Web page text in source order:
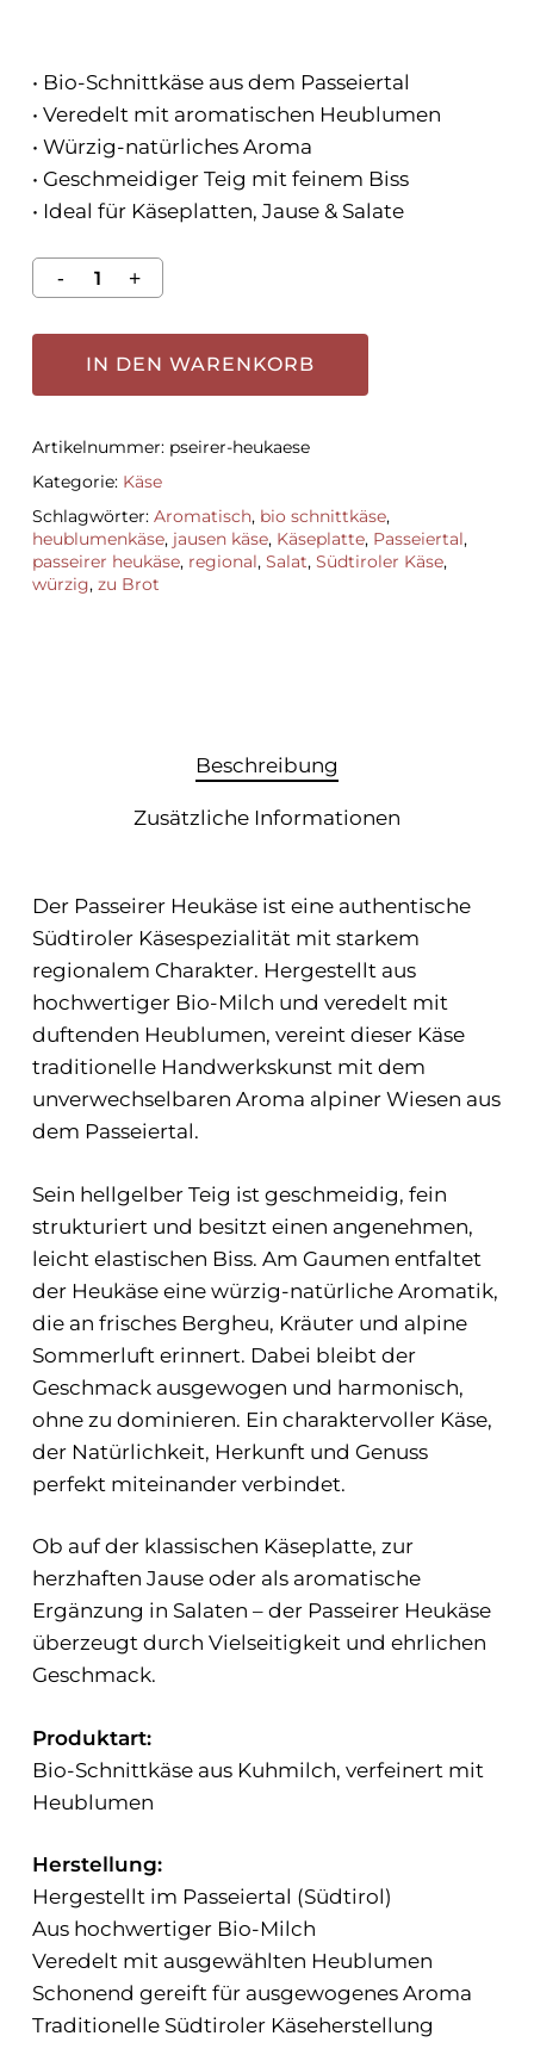
• Bio-Schnittkäse aus dem Passeiertal
• Veredelt mit aromatischen Heublumen
• Würzig-natürliches Aroma
• Geschmeidiger Teig mit feinem Biss
• Ideal für Käseplatten, Jause & Salate
IN DEN WARENKORB
Artikelnummer: pseirer-heukaese
Kategorie: Käse
Schlagwörter: Aromatisch, bio schnittkäse,
heublumenkäse, jausen käse, Käseplatte, Passeiertal,
passeirer heukäse, regional, Salat, Südtiroler Käse,
würzig, zu Brot
Beschreibung
Zusätzliche Informationen
Der Passeirer Heukäse ist eine authentische
Südtiroler Käsespezialität mit starkem
regionalem Charakter. Hergestellt aus
hochwertiger Bio-Milch und veredelt mit
duftenden Heublumen, vereint dieser Käse
traditionelle Handwerkskunst mit dem
unverwechselbaren Aroma alpiner Wiesen aus
dem Passeiertal.
Sein hellgelber Teig ist geschmeidig, fein
strukturiert und besitzt einen angenehmen,
leicht elastischen Biss. Am Gaumen entfaltet
der Heukäse eine würzig-natürliche Aromatik,
die an frisches Bergheu, Kräuter und alpine
Sommerluft erinnert. Dabei bleibt der
Geschmack ausgewogen und harmonisch,
ohne zu dominieren. Ein charaktervoller Käse,
der Natürlichkeit, Herkunft und Genuss
perfekt miteinander verbindet.
Ob auf der klassischen Käseplatte, zur
herzhaften Jause oder als aromatische
Ergänzung in Salaten – der Passeirer Heukäse
überzeugt durch Vielseitigkeit und ehrlichen
Geschmack.
Produktart:
Bio-Schnittkäse aus Kuhmilch, verfeinert mit
Heublumen
Herstellung:
Hergestellt im Passeiertal (Südtirol)
Aus hochwertiger Bio-Milch
Veredelt mit ausgewählten Heublumen
Schonend gereift für ausgewogenes Aroma
Traditionelle Südtiroler Käseherstellung